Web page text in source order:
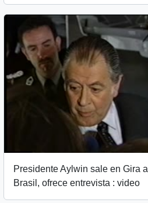
Presidente Aylwin sale en Gira a
Brasil, ofrece entrevista : video